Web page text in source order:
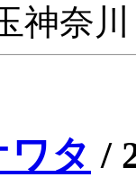
神奈川
ワタ /